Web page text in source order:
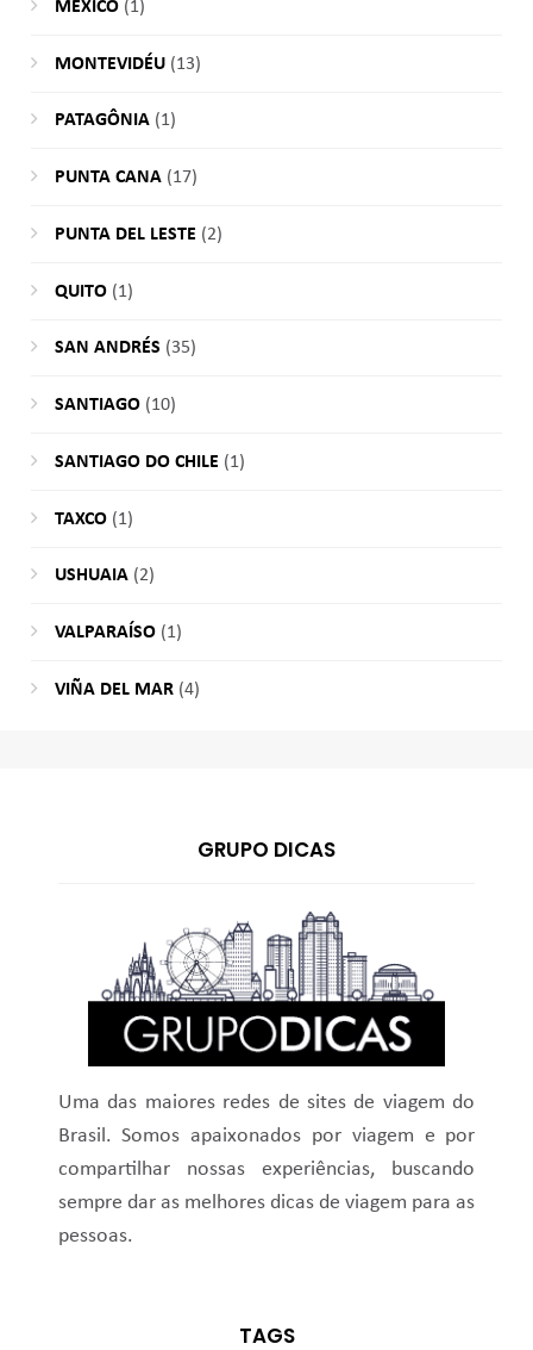
MÉXICO(1)
MONTEVIDÉU(13)
PATAGÔNIA(1)
PUNTA CANA(17)
PUNTA DEL LESTE (2)
QUITO(1)
SAN ANDRÉS (35)
SANTIAGO(10)
SANTIAGO DO CHILE (1)
TAXCO(1)
USHUAIA(2)
VALPARAÍSO(1)
VIÑA DEL MAR(4)
GRUPO DICAS
Uma das maiores redes de sites de viagem do
Brasil. Somos apaixonados por viagem e por
compartilhar nossas experiências, buscando
sempre dar as melhores dicas de viagem para as
pessoas.
TAGS